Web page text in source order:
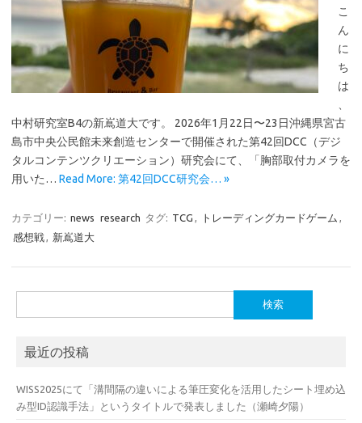
こ
ん
に
ち
は
中村研究室B4の新嶌道大です。 2026年1月22日〜23日沖縄県宮古
島市中央公民館未来創造センターで開催された第42回DCC（デジ
タルコンテンツクリエーション）研究会にて、「胸部取付カメラを
用いた… Read More: 第42回DCC研究会… »
カテゴリー: news research タグ: TCG , トレーディングカードゲーム ,
感想戦, 新嶌道大
索:
最近の投稿
WISS2025にて「溝間隔の違いによる筆圧変化を活用したシート埋め込
み型ID認識手法」というタイトルで発表しました（瀬崎夕陽）